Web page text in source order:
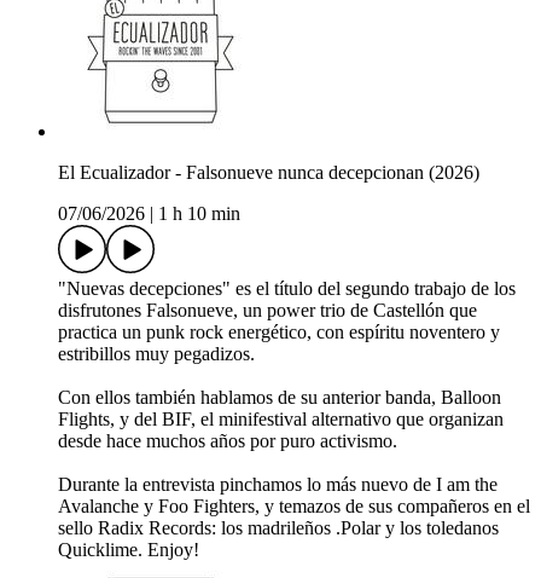
El Ecualizador - Falsonueve nunca decepcionan (2026)
07/06/2026
1 h 10 min
"Nuevas decepciones" es el título del segundo trabajo de los
disfrutones Falsonueve, un power trio de Castellón que
practica un punk rock energético, con espíritu noventero y
estribillos muy pegadizos.
Con ellos también hablamos de su anterior banda, Balloon
Flights, y del BIF, el minifestival alternativo que organizan
desde hace muchos años por puro activismo.
Durante la entrevista pinchamos lo más nuevo de I am the
Avalanche y Foo Fighters, y temazos de sus compañeros en el
sello Radix Records: los madrileños .Polar y los toledanos
Quicklime. Enjoy!